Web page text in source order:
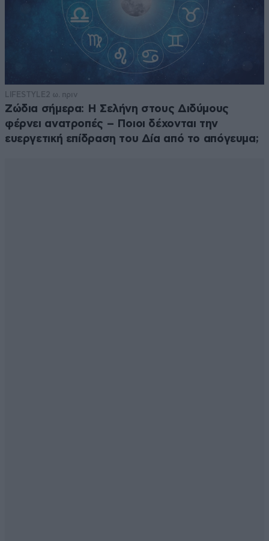
LIFESTYLE 2 ω. πριν
Ζώδια σήμερα: Η Σελήνη στους Διδύμους
φέρνει ανατροπές – Ποιοι δέχονται την
ευεργετική επίδραση του Δία από το απόγευμα;